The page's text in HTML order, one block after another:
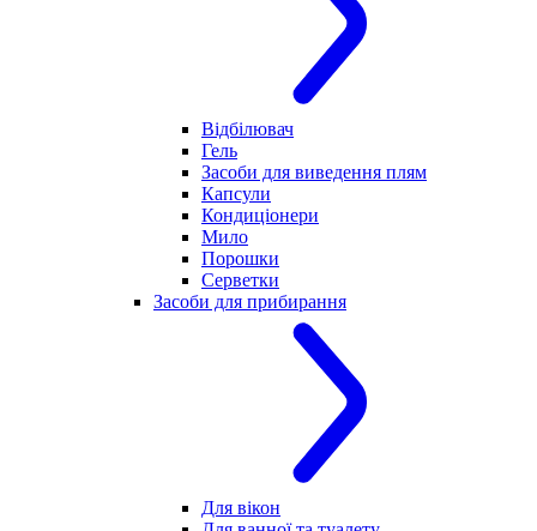
Відбілювач
Гель
Засоби для виведення плям
Капсули
Кондиціонери
Мило
Порошки
Серветки
Засоби для прибирання
Для вікон